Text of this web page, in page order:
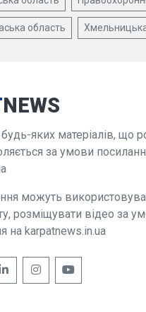
область
NEWS
яких матеріалів, що
за умови
можуть
розміщувати відео за
на karpatnews.in.ua